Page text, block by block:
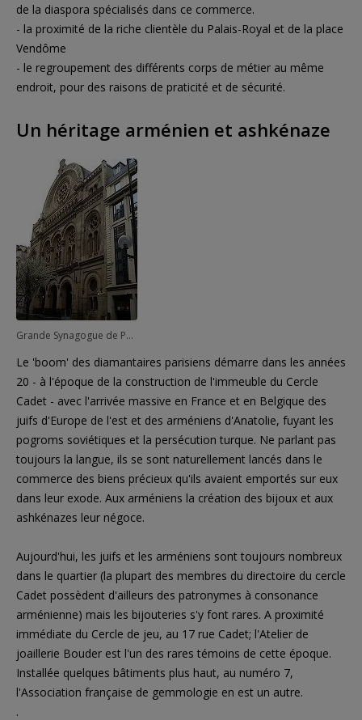
de la diaspora spécialisés dans ce commerce.
- la proximité de la riche clientèle du Palais-Royal et de la place
Vendôme
- le regroupement des différents corps de métier au même
endroit, pour des raisons de praticité et de sécurité.
Un héritage arménien et ashkénaze
Grande Synagogue de Paris (9ème arrondissement)
Le 'boom' des diamantaires parisiens démarre dans les années
20 - à l'époque de la construction de l'immeuble du Cercle
Cadet - avec l'arrivée massive en France et en Belgique des
juifs d'Europe de l'est et des arméniens d'Anatolie, fuyant les
pogroms soviétiques et la persécution turque. Ne parlant pas
toujours la langue, ils se sont naturellement lancés dans le
commerce des biens précieux qu'ils avaient emportés sur eux
dans leur exode. Aux arméniens la création des bijoux et aux
ashkénazes leur négoce.
Aujourd'hui, les juifs et les arméniens sont toujours nombreux
dans le quartier (la plupart des membres du directoire du cercle
Cadet possèdent d'ailleurs des patronymes à consonance
arménienne) mais les bijouteries s'y font rares. A proximité
immédiate du Cercle de jeu, au 17 rue Cadet; l'Atelier de
joaillerie Bouder est l'un des rares témoins de cette époque.
Installée quelques bâtiments plus haut, au numéro 7,
l'Association française de gemmologie en est un autre.
.